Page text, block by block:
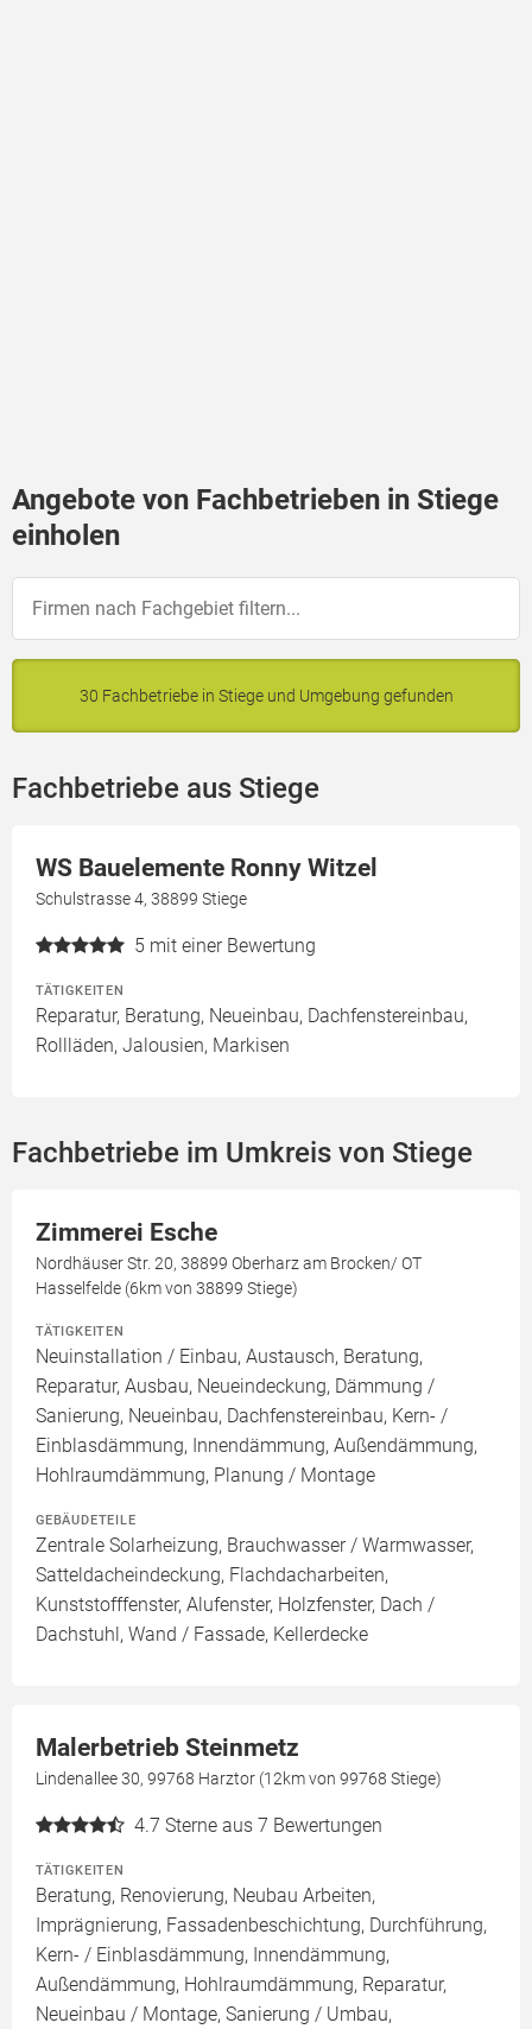
Angebote von Fachbetrieben in Stiege
einholen
30 Fachbetriebe in Stiege und Umgebung gefunden
Fachbetriebe aus Stiege
WS Bauelemente Ronny Witzel
Schulstrasse 4, 38899 Stiege
5 mit einer Bewertung
TÄTIGKEITEN
Reparatur, Beratung, Neueinbau, Dachfenstereinbau,
Rollläden, Jalousien, Markisen
Fachbetriebe im Umkreis von Stiege
Zimmerei Esche
Nordhäuser Str. 20, 38899 Oberharz am Brocken/ OT
Hasselfelde (6km von 38899 Stiege)
TÄTIGKEITEN
Neuinstallation / Einbau, Austausch, Beratung,
Reparatur, Ausbau, Neueindeckung, Dämmung /
Sanierung, Neueinbau, Dachfenstereinbau, Kern- /
Einblasdämmung, Innendämmung, Außendämmung,
Hohlraumdämmung, Planung / Montage
GEBÄUDETEILE
Zentrale Solarheizung, Brauchwasser / Warmwasser,
Satteldacheindeckung, Flachdacharbeiten,
Kunststofffenster, Alufenster, Holzfenster, Dach /
Dachstuhl, Wand / Fassade, Kellerdecke
Malerbetrieb Steinmetz
Lindenallee 30, 99768 Harztor (12km von 99768 Stiege)
4.7 Sterne aus 7 Bewertungen
TÄTIGKEITEN
Beratung, Renovierung, Neubau Arbeiten,
Imprägnierung, Fassadenbeschichtung, Durchführung,
Kern- / Einblasdämmung, Innendämmung,
Außendämmung, Hohlraumdämmung, Reparatur,
Neueinbau / Montage, Sanierung / Umbau,